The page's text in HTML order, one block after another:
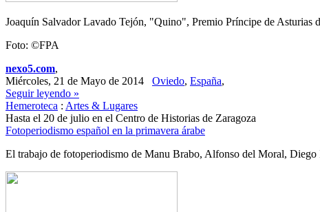
Joaquín Salvador Lavado Tejón, "Quino", Premio Príncipe de Asturias
Foto: ©FPA
nexo5.com,
Miércoles, 21 de Mayo de 2014 Oviedo, España,
Seguir leyendo »
Hemeroteca : Artes & Lugares
Hasta el 20 de julio en el Centro de Historias de Zaragoza
Fotoperiodismo español en la primavera árabe
El trabajo de fotoperiodismo de Manu Brabo, Alfonso del Moral, Diego